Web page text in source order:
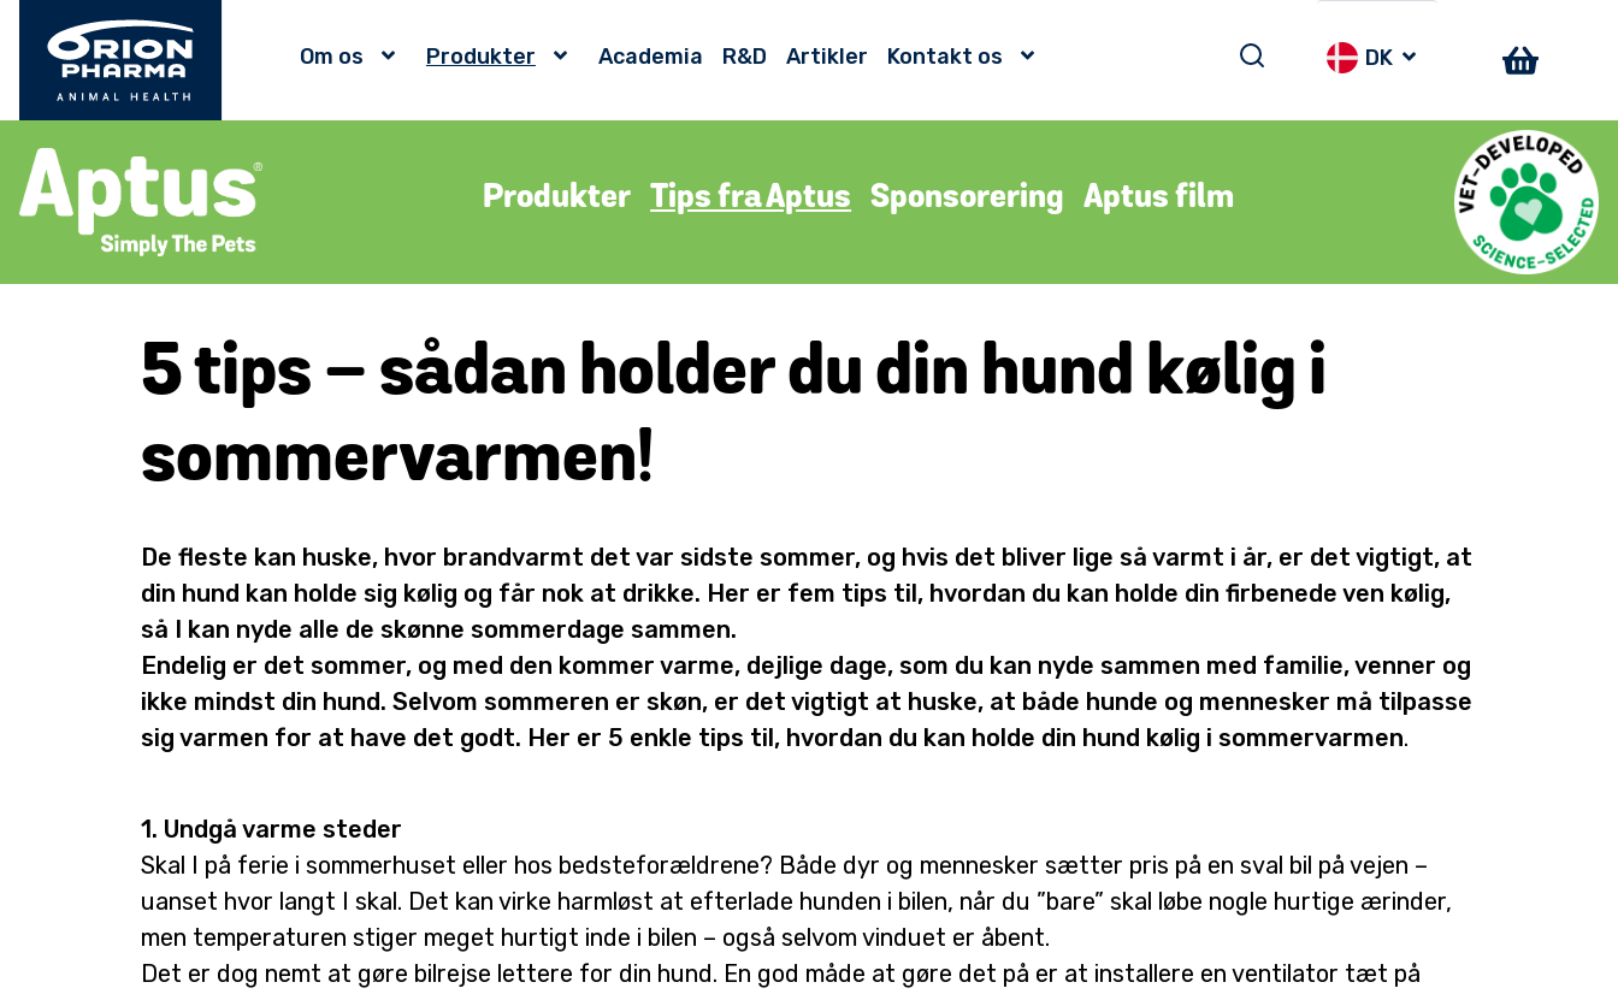
Om os Produkter Academia R&D Artikler Kontakt os DK
Produkter Tips fra Aptus Sponsorering Aptus film
5 tips – sådan holder du din hund kølig i
sommervarmen!
De fleste kan huske, hvor brandvarmt det var sidste sommer, og hvis det bliver lige så varmt i år, er det vigtigt, at
din hund kan holde sig kølig og får nok at drikke. Her er fem tips til, hvordan du kan holde din firbenede ven kølig,
så I kan nyde alle de skønne sommerdage sammen.
Endelig er det sommer, og med den kommer varme, dejlige dage, som du kan nyde sammen med familie, venner og
ikke mindst din hund. Selvom sommeren er skøn, er det vigtigt at huske, at både hunde og mennesker må tilpasse
sig varmen for at have det godt. Her er 5 enkle tips til, hvordan du kan holde din hund kølig i sommervarmen.
1. Undgå varme steder
Skal I på ferie i sommerhuset eller hos bedsteforældrene? Både dyr og mennesker sætter pris på en sval bil på vejen –
uanset hvor langt I skal. Det kan virke harmløst at efterlade hunden i bilen, når du ”bare” skal løbe nogle hurtige ærinder,
men temperaturen stiger meget hurtigt inde i bilen – også selvom vinduet er åbent.
Det er dog nemt at gøre bilrejse lettere for din hund. En god måde at gøre det på er at installere en ventilator tæt på